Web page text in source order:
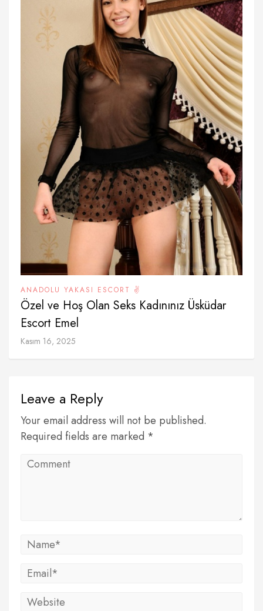
ANADOLU YAKASI ESCORT ✌️
Özel ve Hoş Olan Seks Kadınınız Üsküdar
Escort Emel
Kasım 16, 2025
Leave a Reply
Your email address will not be published.
Required fields are marked *